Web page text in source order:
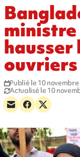
ministre
hausser
Publié le 10
Actualisé le 10